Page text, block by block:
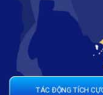
TÁC ĐỘNG TÍCH